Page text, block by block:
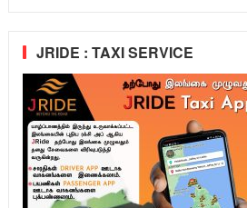
JRIDE : TAXI SERVICE